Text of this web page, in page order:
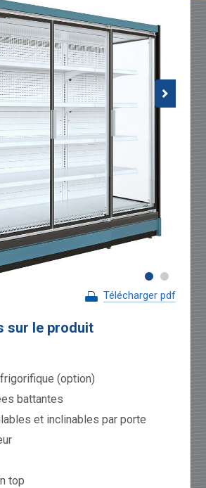
Télécharger pdf
sur le produit
(option)
battantes
et inclinables par porte
top